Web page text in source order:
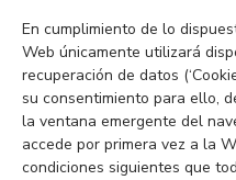
En cumplimiento de lo
Web únicamente utilizará
recuperación de datos
su consentimiento para ello,
la ventana emergente del
accede por primera vez a la
condiciones siguientes que